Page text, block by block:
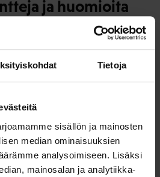
Tietoja
sisällön ja mainosten
median ominaisuuksien
analysoimiseen. Lisäksi
mainosalan ja analytiikka-
ja huomioita
tai huomiota
vaikutuksista
monikanavarahoitukseen
haittoja on liioiteltu. Kelan